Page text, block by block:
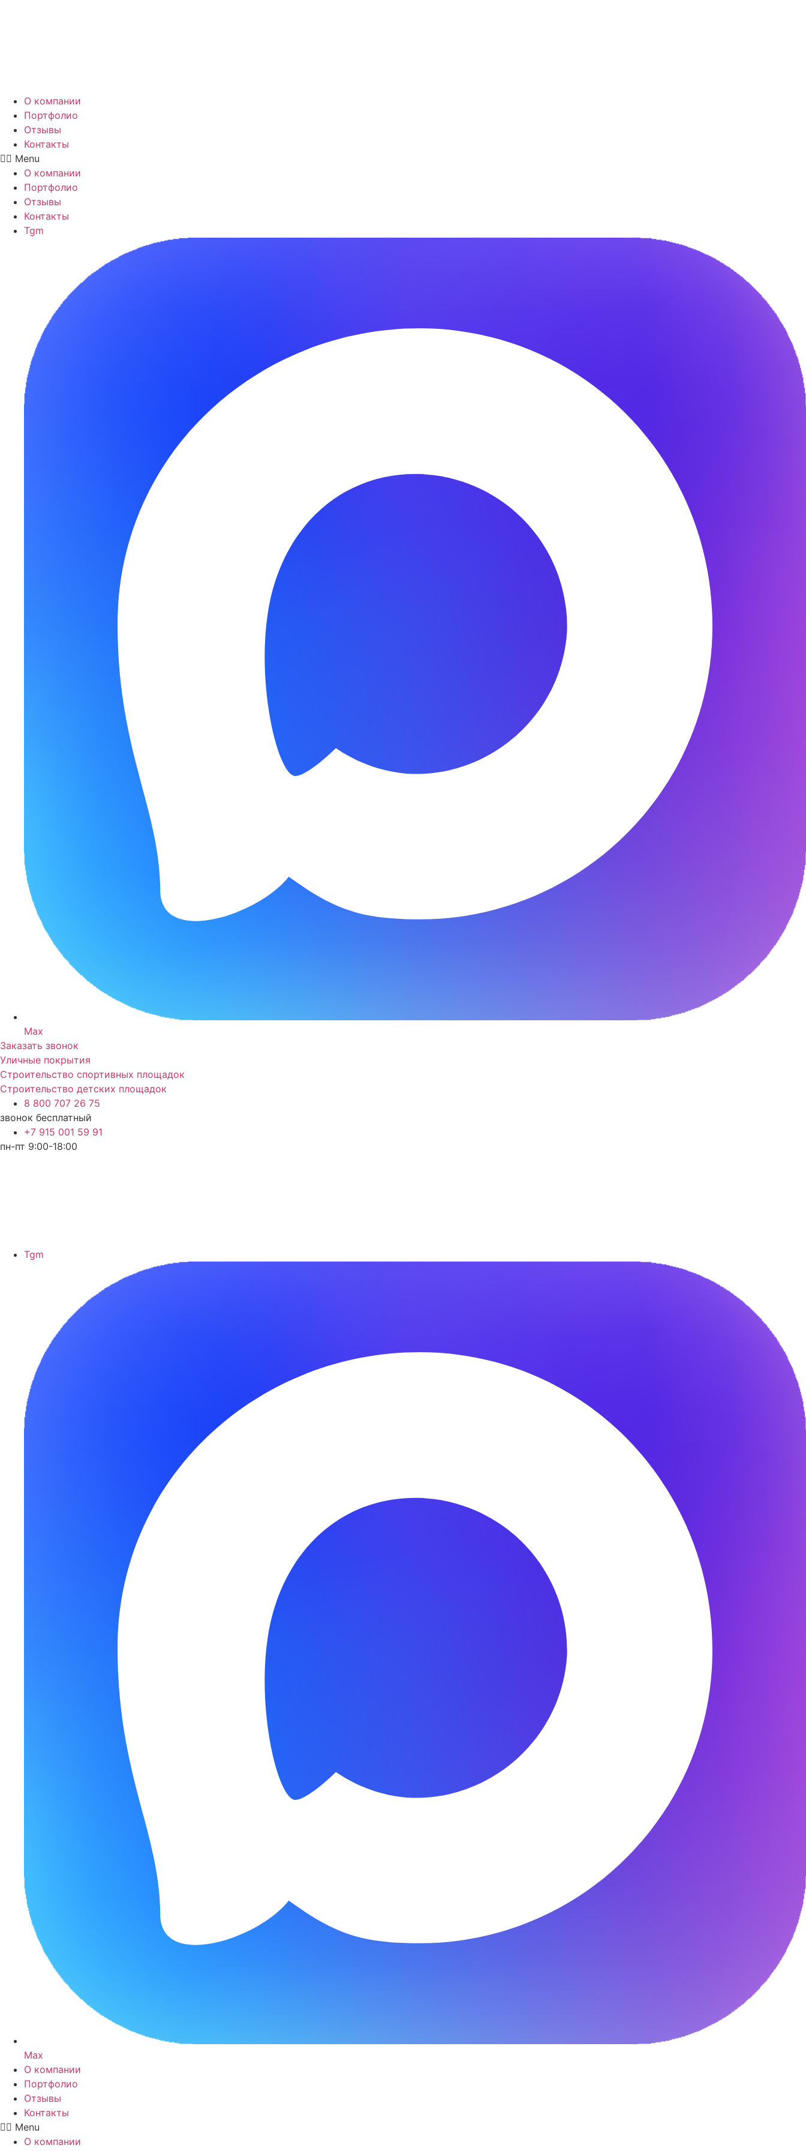
О компании
Портфолио
Отзывы
Контакты
Menu
О компании
Портфолио
Отзывы
Контакты
Tgm
Max
Заказать звонок
Уличные покрытия
Строительство спортивных площадок
Строительство детских площадок
8 800 707 26 75
звонок бесплатный
+7 915 001 59 91
пн-пт 9:00-18:00
Tgm
Max
О компании
Портфолио
Отзывы
Контакты
Menu
О компании